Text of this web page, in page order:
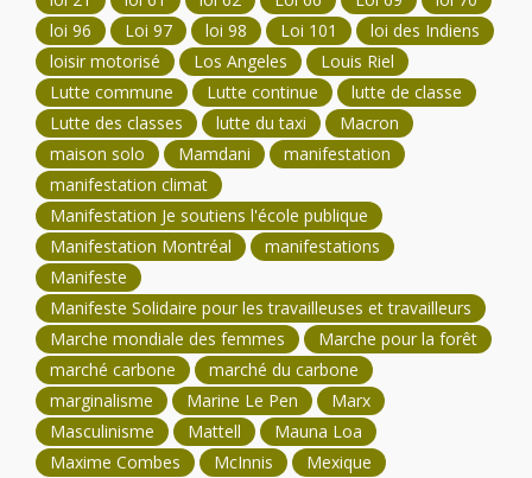
loi 96
Loi 97 loi 98 Loi 101
loi des Indiens
loisir motorisé
Los Angeles
Louis Riel
Lutte commune
Lutte continue
lutte de classe
Lutte des classes
lutte du taxi
Macron
maison solo
Mamdani
manifestation
manifestation climat
Manifestation Je soutiens l'école publique
Manifestation Montréal
manifestations
Manifeste
Manifeste Solidaire pour les travailleuses et travailleurs
Marche mondiale des femmes
Marche pour la forêt
marché carbone
marché du carbone
marginalisme
Marine Le Pen
Marx
Masculinisme
Mattell
Mauna Loa
Maxime Combes
McInnis
Mexique